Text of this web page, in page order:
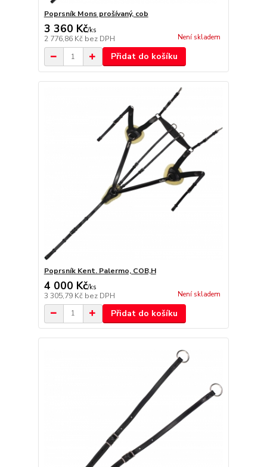
Poprsník Mons prošívaný, cob
3 360 Kč/ks
2 776,86 Kč bez DPH Není skladem
Přidat do košíku
Poprsník Kent. Palermo, COB,H
4 000 Kč/ks
3 305,79 Kč bez DPH Není skladem
Přidat do košíku